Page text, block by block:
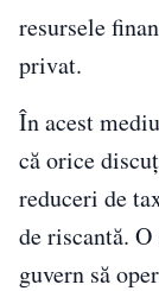
resursele
privat.
În acest
că orice
reduceri de
de riscantă.
guvern să